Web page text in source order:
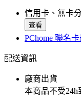
信用卡、無卡
查看
PChome 聯名
配送資訊
廠商出貨
本商品不受24h